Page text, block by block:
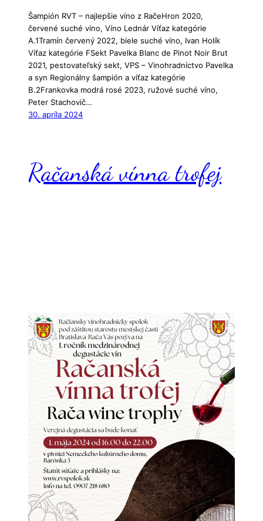
Šampión RVT – najlepšie víno z RačeHron 2020,
červené suché víno, Víno Lednár Víťaz kategórie
A.1Tramín červený 2022, biele suché víno, Ivan Holík
Víťaz kategórie FSekt Pavelka Blanc de Pinot Noir Brut
2021, pestovateľský sekt, VPS – Vinohradníctvo Pavelka
a syn Regionálny šampión a víťaz kategórie
B.2Frankovka modrá rosé 2023, ružové suché víno,
Peter Stachovič…
30. apríla 2024
Račanská vínna trofej